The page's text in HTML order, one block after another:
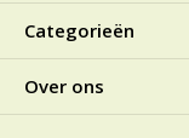
Categorieën
Over ons